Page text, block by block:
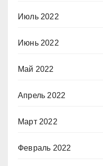
Июль 2022
Июнь 2022
Май 2022
Апрель 2022
Март 2022
Февраль 2022